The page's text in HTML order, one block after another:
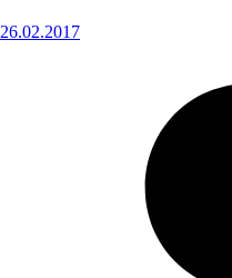
26.02.2017